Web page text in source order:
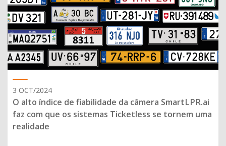
3 OCT/2024
O alto índice de fiabilidade da câmera SmartLPR.ai
faz com que os sistemas Ticketless se tornem uma
realidade